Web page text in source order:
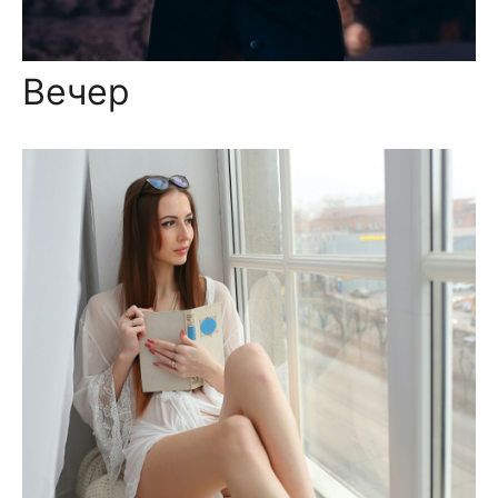
Вечер